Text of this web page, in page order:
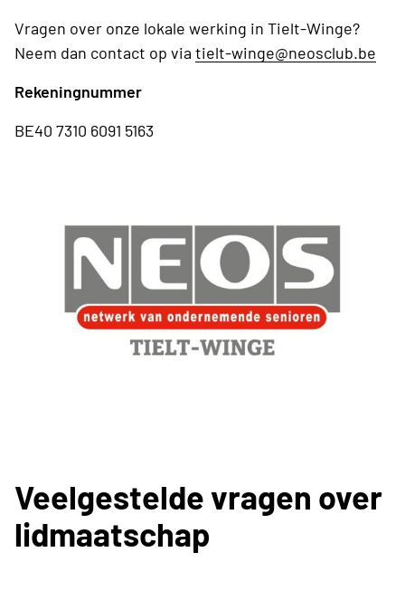
Vragen over onze lokale werking in Tielt-Winge?
Neem dan contact op via tielt-winge@neosclub.be
Rekeningnummer
BE40 7310 6091 5163
Veelgestelde vragen over
lidmaatschap